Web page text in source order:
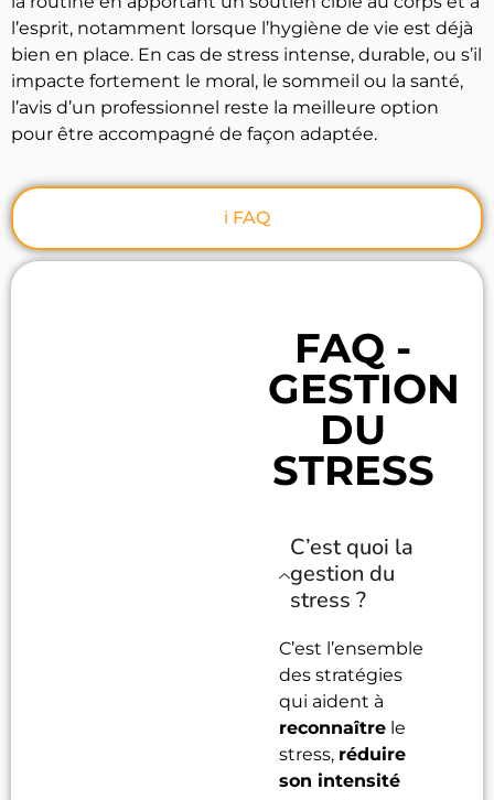
l’esprit, notamment lorsque l’hygiène de vie est déjà
bien en place. En cas de stress intense, durable, ou s’il
impacte fortement le moral, le sommeil ou la santé,
l’avis d’un professionnel reste la meilleure option
pour être accompagné de façon adaptée.
ℹ️ FAQ
FAQ -
GESTION
DU
STRESS
C’est quoi la
gestion du
stress ?
C’est l’ensemble
des stratégies
qui aident à
reconnaîtrele
stress, réduire
son intensité